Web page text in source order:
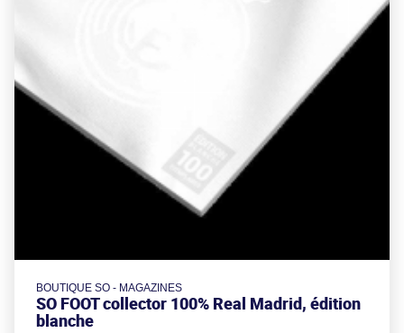
BOUTIQUE SO - MAGAZINES
SO FOOT collector 100% Real Madrid, édition
blanche